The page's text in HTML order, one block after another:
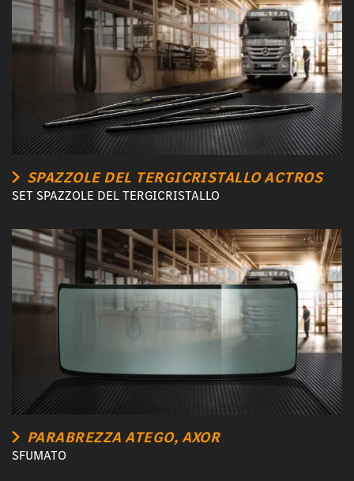
SPAZZOLE DEL TERGICRISTALLO ACTROS
SET SPAZZOLE DEL TERGICRISTALLO
PARABREZZA ATEGO, AXOR
SFUMATO